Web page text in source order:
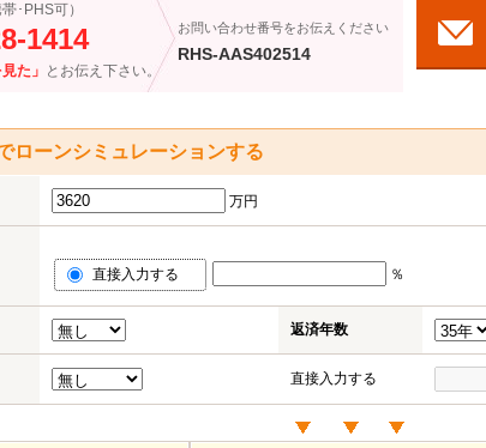
･PHS可）
1414
た」 とお伝え下さい。
お問い合わせ番号をお伝えください
RHS-AAS402514
ローンシミュレーションする
万円
直接入力する ％
返済年数
直接入力する